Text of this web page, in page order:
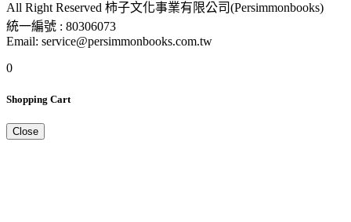
All Right Reserved 柿子文化事業有限公司(Persimmonbooks)
統一編號 : 80306073
Email: service@persimmonbooks.com.tw
0
Shopping Cart
Close